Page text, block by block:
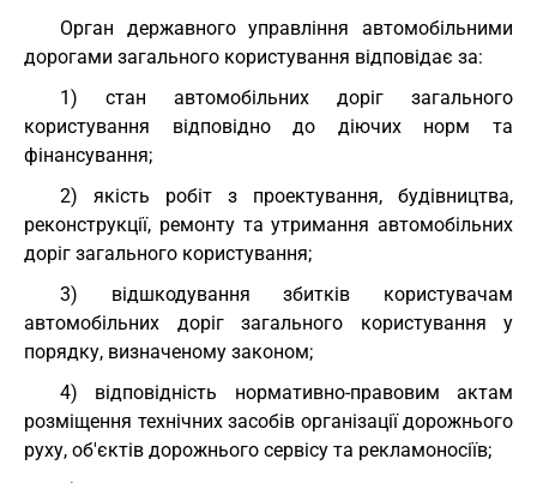
Орган державного управління автомобільними
дорогами загального користування відповідає за:
1) стан автомобільних доріг загального
користування відповідно до діючих норм та
фінансування;
2) якість робіт з проектування, будівництва,
реконструкції, ремонту та утримання автомобільних
доріг загального користування;
3) відшкодування збитків користувачам
автомобільних доріг загального користування у
порядку, визначеному законом;
4) відповідність нормативно-правовим актам
розміщення технічних засобів організації дорожнього
руху, об'єктів дорожнього сервісу та рекламоносіїв;